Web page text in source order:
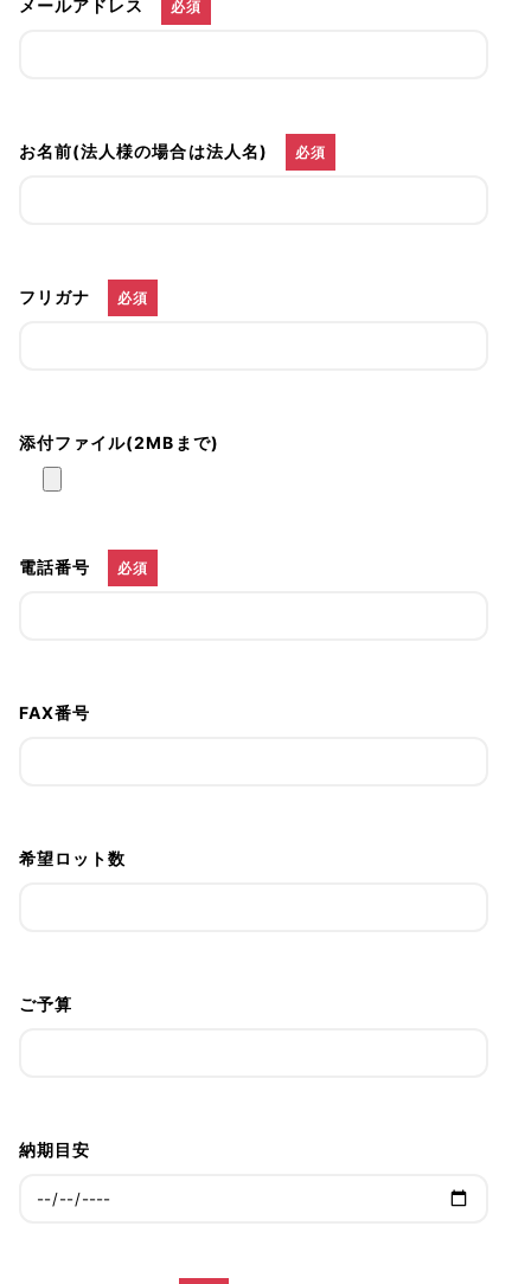
メールアドレス 必須
お名前(法人様の場合は法人名) 必須
フリガナ 必須
添付ファイル(2MBまで)
電話番号 必須
FAX番号
希望ロット数
ご予算
納期目安